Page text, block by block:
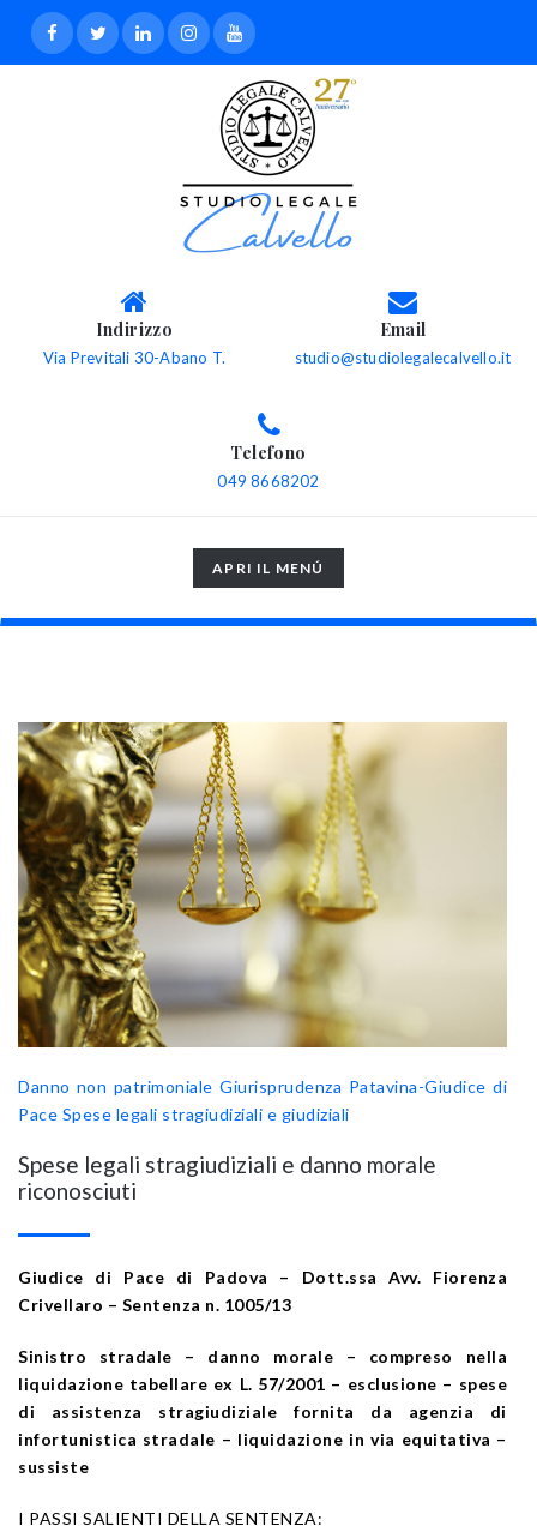
Indirizzo
Via Previtali 30-Abano T.
Email
studio@studiolegalecalvello.it
Telefono
049 8668202
TOGGLE
NAVIGATION
APRI IL MENÚ
Danno non patrimoniale Giurisprudenza Patavina-Giudice di
Pace Spese legali stragiudiziali e giudiziali
Spese legali stragiudiziali e danno morale
riconosciuti
Giudice di Pace di Padova – Dott.ssa Avv. Fiorenza
Crivellaro – Sentenza n. 1005/13
Sinistro stradale – danno morale – compreso nella
liquidazione tabellare ex L. 57/2001 – esclusione – spese
di assistenza stragiudiziale fornita da agenzia di
infortunistica stradale – liquidazione in via equitativa –
sussiste
I PASSI SALIENTI DELLA SENTENZA: